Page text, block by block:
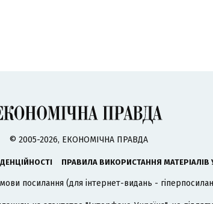
© 2005-2026, ЕКОНОМІЧНА ПРАВДА
ПРАВИЛА ВИКОРИСТАННЯ МАТЕРІАЛІВ
посилання (для інтернет-видань -